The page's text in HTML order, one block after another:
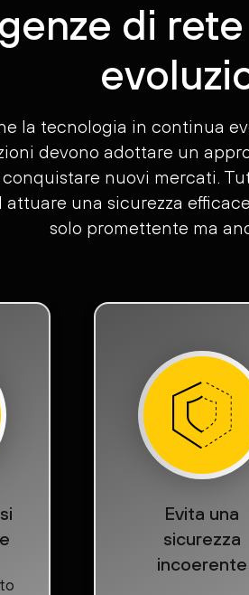
di
la tecnologia in continua
devono adottare un
nuovi mercati.
una sicurezza
solo promettente ma
Evita una
sicurezza
incoerente